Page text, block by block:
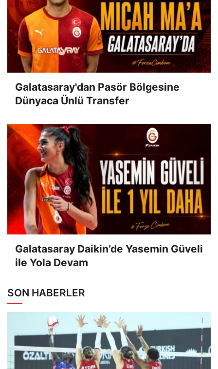
Galatasaray'dan Pasör Bölgesine
Dünyaca Ünlü Transfer
Galatasaray Daikin’de Yasemin Güveli
ile Yola Devam
SON HABERLER